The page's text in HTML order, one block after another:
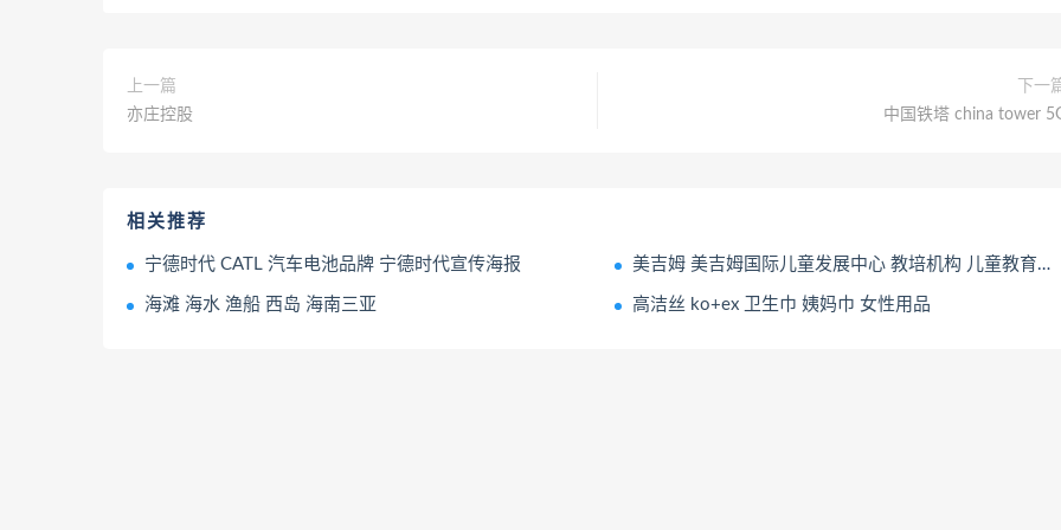
上一篇
亦庄控股
下一
中国铁塔 china tower
相关推荐
宁德时代 CATL 汽车电池品牌 宁德时代宣传海报 美吉姆 美吉姆国际儿童发展中心 教培机构 儿童教育培训机构
海滩 海水 渔船 西岛 海南三亚 高洁丝 ko+ex 卫生巾 姨妈巾 女性用品